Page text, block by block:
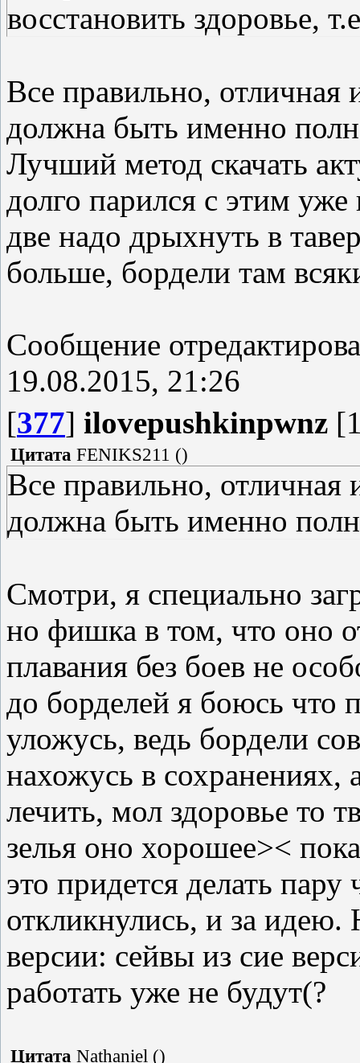
восстановить здоровье,
Все правильно, отличная
должна быть именно
Лучший метод скачать
долго парился с этим
две надо дрыхнуть в
больше, бордели там
Сообщение
19.08.2015, 21:26
[377] ilovepushkinpwnz
Цитата FENIKS211 ()
Все правильно, отличная
должна быть именно
Смотри, я специально
но фишка в том, что оно
плавания без боев не
до борделей я боюсь что
уложусь, ведь бордели
нахожусь в сохранениях,
лечить, мол здоровье то
зелья оно хорошее><
это придется делать
откликнулись, и за идею.
версии: сейвы из сие
работать уже не будут(?
Цитата Nathaniel ()